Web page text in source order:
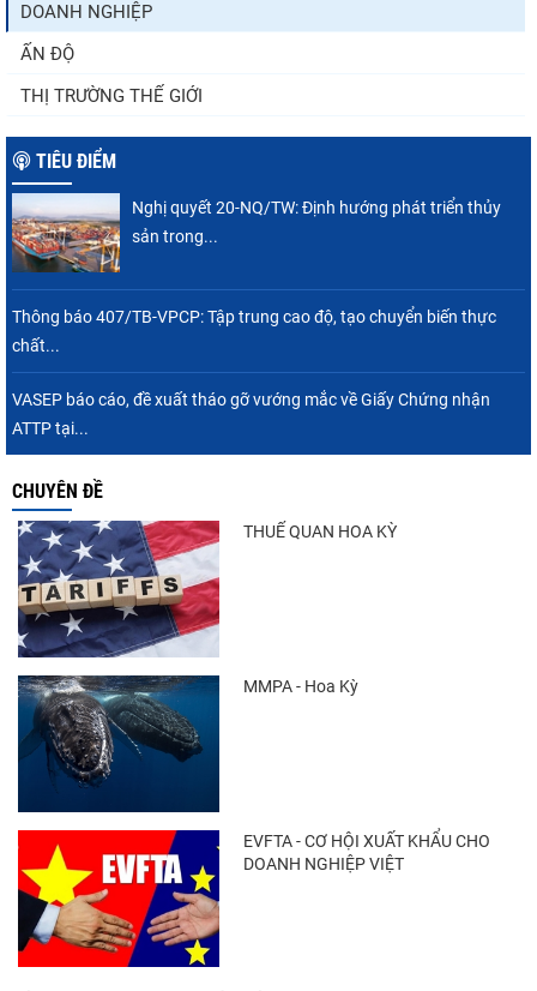
DOANH NGHIỆP
ẤN ĐỘ
THỊ TRƯỜNG THẾ GIỚI
TIÊU ĐIỂM
Nghị quyết 20-NQ/TW: Định hướng phát triển thủy
sản trong...
Thông báo 407/TB-VPCP: Tập trung cao độ, tạo chuyển biến thực
chất...
VASEP báo cáo, đề xuất tháo gỡ vướng mắc về Giấy Chứng nhận
ATTP tại...
CHUYÊN ĐỀ
THUẾ QUAN HOA KỲ
MMPA - Hoa Kỳ
EVFTA - CƠ HỘI XUẤT KHẨU CHO
DOANH NGHIỆP VIỆT